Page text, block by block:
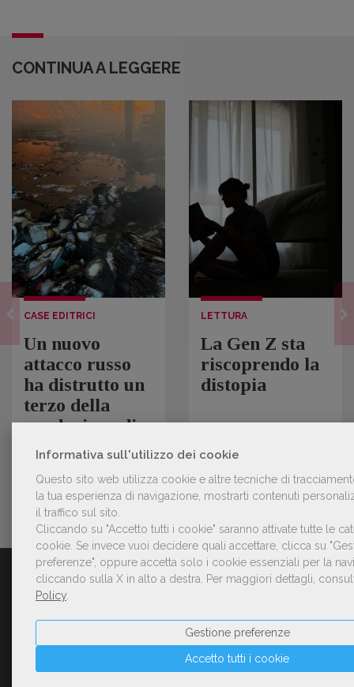
Informativa sull'utilizzo dei cookie
Questo sito web utilizza cookie e altre tecniche di
la tua esperienza di navigazione, mostrarti contenuti
il traffico sul sito.
Cliccando su "Accetto tutti i cookie" saranno attivate tutte le
cookie. Se invece vuoi decidere quali accettare, clicca su
preferenze", oppure accetta solo i cookie essenziali per la
cliccando sulla X in alto a destra. Per maggiori dettagli,
Policy
Accetto tutti i cookie
Gestione preferenze
CONTINUA A LEGGERE
CASE EDITRICI
Un nuovo
attacco russo
ha distrutto un
terzo della
produzione di
libri in Ucraina
Ago 2026
LETTURA
La Gen Z sta
riscoprendo la
distopia
Ago 2026
CHI SIAMO
Editori, informa, ascolta e sostiene i professionisti e le professioniste della
filiera editoriale. Oggi è una piattaforma composta da questo sito web,
la rivista, le newsletter e i social network.
Ediser srl